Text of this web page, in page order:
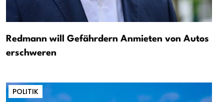
Redmann will Gefährdern Anmieten von Autos
erschweren
POLITIK